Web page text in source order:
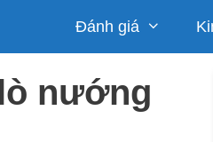
Đánh giá
nướng